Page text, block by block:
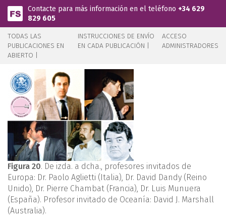
Pasar al contenido principal
Contacte para más información en el teléfono +34 629
829 605
TODAS LAS
PUBLICACIONES EN
ABIERTO |
INSTRUCCIONES DE ENVÍO
EN CADA PUBLICACIÓN |
ACCESO
ADMINISTRADORES
Figura 20. De izda. a dcha., profesores invitados de
Europa: Dr. Paolo Aglietti (Italia), Dr. David Dandy (Reino
Unido), Dr. Pierre Chambat (Francia), Dr. Luis Munuera
(España). Profesor invitado de Oceanía: David J. Marshall
(Australia).